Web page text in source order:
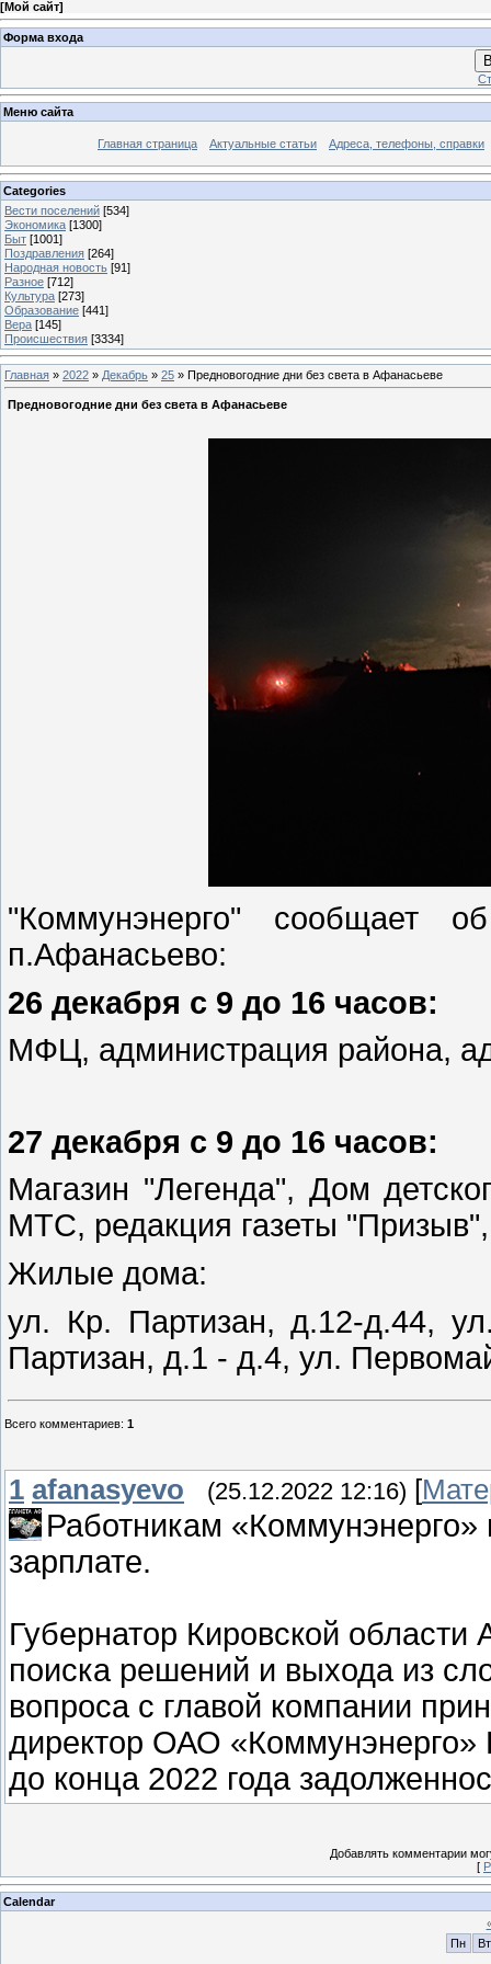
[Мой сайт]
Форма входа
Меню сайта
Главная страница Актуальные статьи Адреса, телефоны, справки
Categories
Вести поселений [534]
Экономика [1300]
Быт [1001]
Поздравления [264]
Народная новость [91]
Разное [712]
Культура [273]
Образование [441]
Вера [145]
Происшествия [3334]
Главная » 2022 » Декабрь » 25 » Предновогодние дни без света в Афанасьеве
Предновогодние дни без света в Афанасьеве
"Коммунэнерго" сообщает
п.Афанасьево:
26 декабря с 9 до 16 часов:
МФЦ, администрация района,
27 декабря с 9 до 16 часов:
Магазин "Легенда", Дом
МТС, редакция газеты "Призыв",
Жилые дома:
ул. Кр. Партизан, д.12-д.44,
Партизан, д.1 - д.4, ул.
Всего комментариев: 1
1 afanasyevo (25.12.2022 12:16) [
Работникам
зарплате.
Губернатор Кировской
поиска решений и выхода из
вопроса с главой компании
директор ОАО «Коммунэнерго»
до конца 2022 года
Добавлять комментарии
[
Calendar
Пн
Вт